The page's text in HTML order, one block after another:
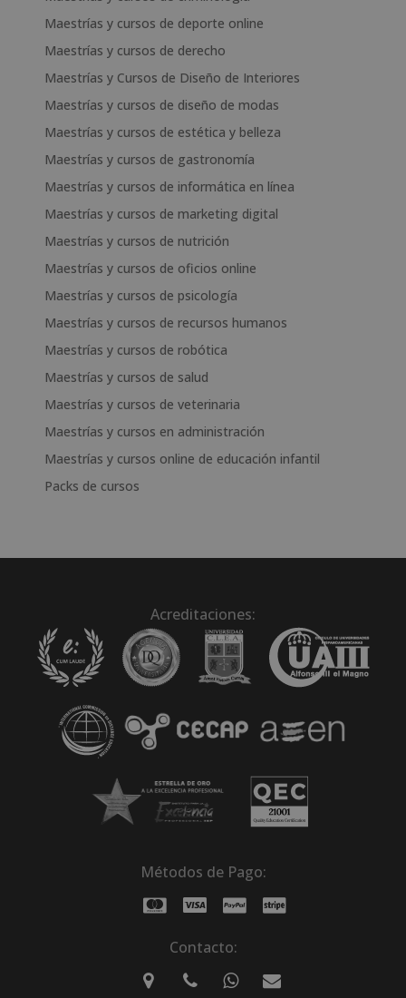
Maestrías y cursos de deporte online
Maestrías y cursos de derecho
Maestrías y Cursos de Diseño de Interiores
Maestrías y cursos de diseño de modas
Maestrías y cursos de estética y belleza
Maestrías y cursos de gastronomía
Maestrías y cursos de informática en línea
Maestrías y cursos de marketing digital
Maestrías y cursos de nutrición
Maestrías y cursos de oficios online
Maestrías y cursos de psicología
Maestrías y cursos de recursos humanos
Maestrías y cursos de robótica
Maestrías y cursos de salud
Maestrías y cursos de veterinaria
Maestrías y cursos en administración
Maestrías y cursos online de educación infantil
Packs de cursos
Acreditaciones:
Métodos de Pago:
Contacto: